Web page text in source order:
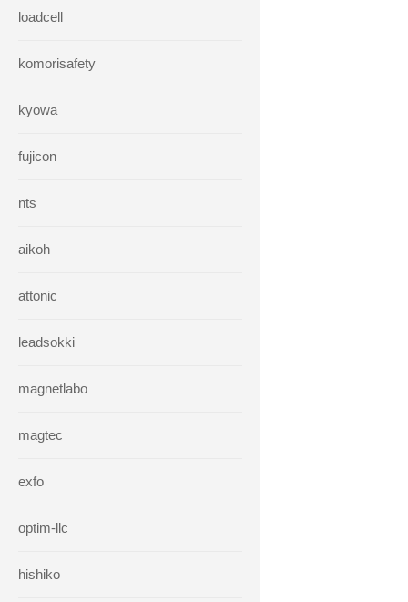
loadcell
komorisafety
kyowa
fujicon
nts
aikoh
attonic
leadsokki
magnetlabo
magtec
exfo
optim-llc
hishiko